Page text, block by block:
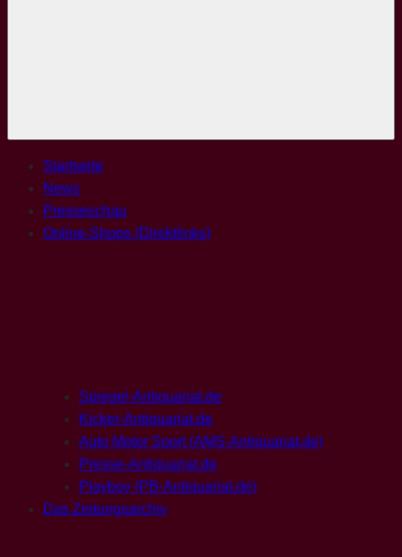
Startseite
News
Presseschau
Online-Shops (Direktlinks)
Spiegel-Antiquariat.de
Kicker-Antiquariat.de
Auto Motor Sport (AMS-Antiquariat.de)
Presse-Antiquariat.de
Playboy (PB-Antiquariat.de)
Das Zeitungsarchiv